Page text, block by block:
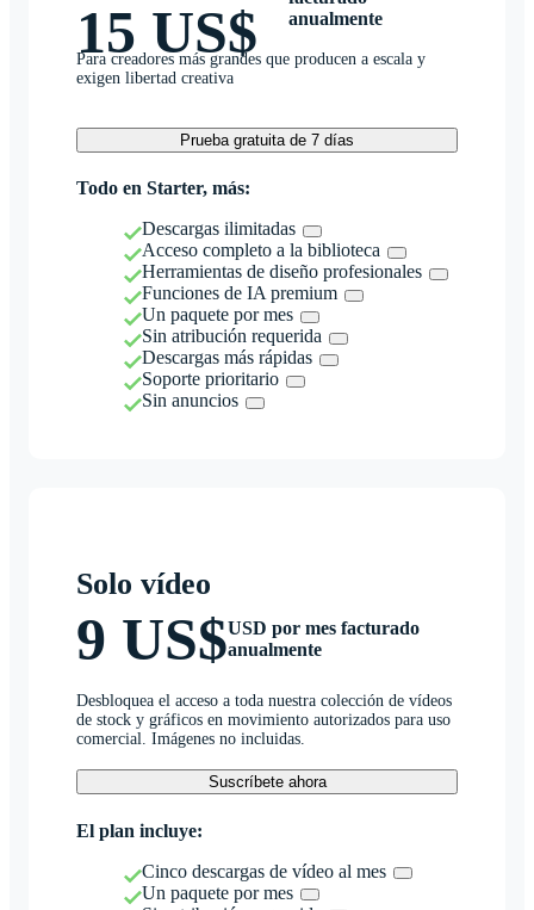
15 US$
anualmente
Para creadores más grandes que producen a escala y
exigen libertad creativa
Prueba gratuita de 7 días
Todo en Starter, más:
Descargas ilimitadas
Acceso completo a la biblioteca
Herramientas de diseño profesionales
Funciones de IA premium
Un paquete por mes
Sin atribución requerida
Descargas más rápidas
Soporte prioritario
Sin anuncios
Solo vídeo
9 US$USD por mes facturado
anualmente
Desbloquea el acceso a toda nuestra colección de vídeos
de stock y gráficos en movimiento autorizados para uso
comercial. Imágenes no incluidas.
Suscríbete ahora
El plan incluye:
Cinco descargas de vídeo al mes
Un paquete por mes